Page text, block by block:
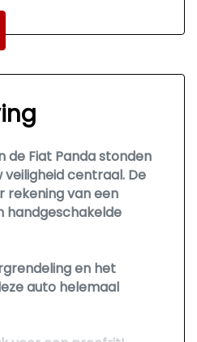
de Fiat Panda stonden
centraal. De
rekening van een
handgeschakelde
en het
auto helemaal